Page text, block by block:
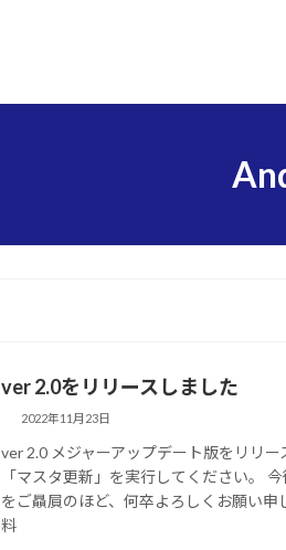
ver 2.0をリリースしました
2022年11月23日
ver 2.0 メジャーアップデート版をリリ
「マスタ更新」を実行してください。
をご贔屓のほど、何卒よろしくお願い申
料